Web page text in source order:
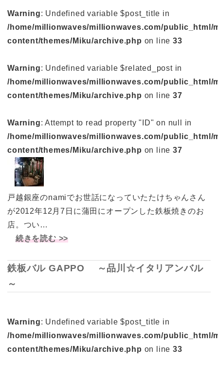
Warning: Undefined variable $post_title in
/home/millionwaves/millionwaves.com/public_html/
content/themes/Miku/archive.php on line33
Warning: Undefined variable $related_post in
/home/millionwaves/millionwaves.com/public_html/
content/themes/Miku/archive.php on line37
Warning: Attempt to read property "ID" on null in
/home/millionwaves/millionwaves.com/public_html/
content/themes/Miku/archive.php on line37
戸越銀座のnamiでお世話になっていたたけちゃんさん
が2012年12月7日に蒲田にオープンした鉄板焼きのお
店。つい…
続きを読む >>
鉄板バル GAPPO ～品川☆イタリアンバル
～
Warning: Undefined variable $post_title in
/home/millionwaves/millionwaves.com/public_html/
content/themes/Miku/archive.php on line33